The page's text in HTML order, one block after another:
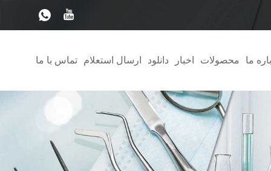
ما محصولات اخبار دانلود ارسال استعلام تماس با ما